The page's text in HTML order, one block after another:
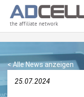
the affiliate network
< Alle News anzeigen
25.07.2024